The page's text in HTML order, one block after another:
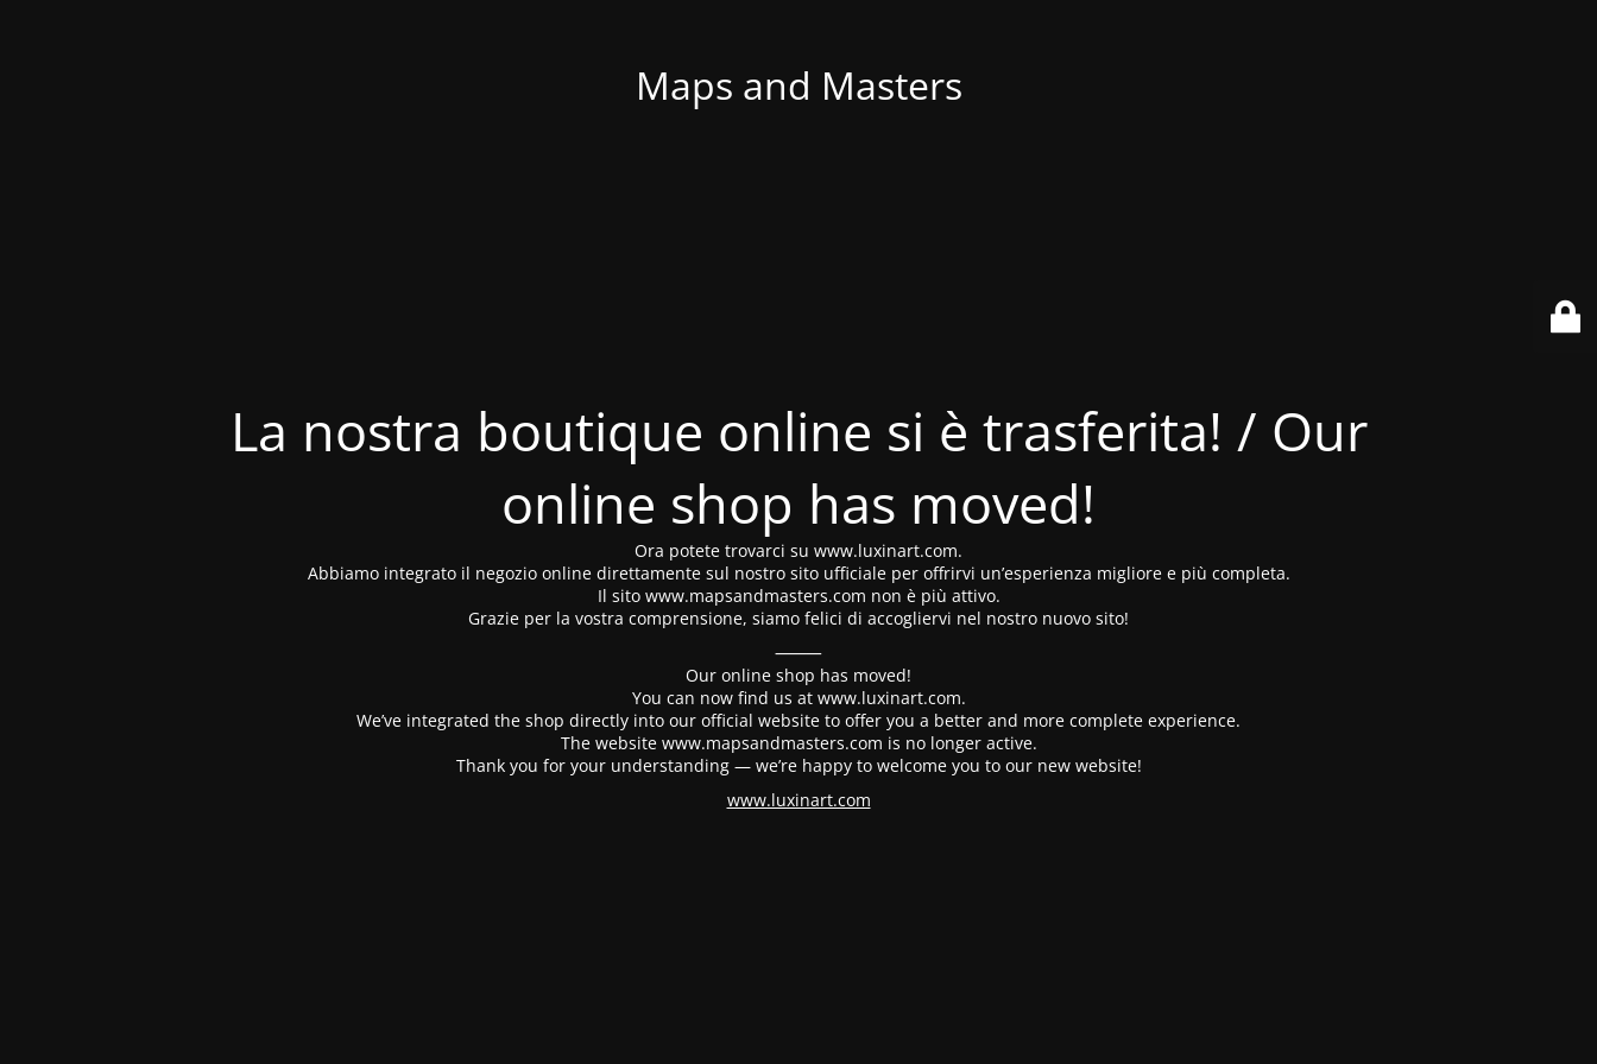
Maps and Masters
La nostra boutique online si è trasferita! / Our
online shop has moved!
Ora potete trovarci su www.luxinart.com.
Abbiamo integrato il negozio online direttamente sul nostro sito ufficiale per offrirvi un’esperienza migliore e più completa.
Il sito www.mapsandmasters.com non è più attivo.
Grazie per la vostra comprensione, siamo felici di accogliervi nel nostro nuovo sito!
⸻
Our online shop has moved!
You can now find us at www.luxinart.com.
We’ve integrated the shop directly into our official website to offer you a better and more complete experience.
The website www.mapsandmasters.com is no longer active.
Thank you for your understanding — we’re happy to welcome you to our new website!
www.luxinart.com